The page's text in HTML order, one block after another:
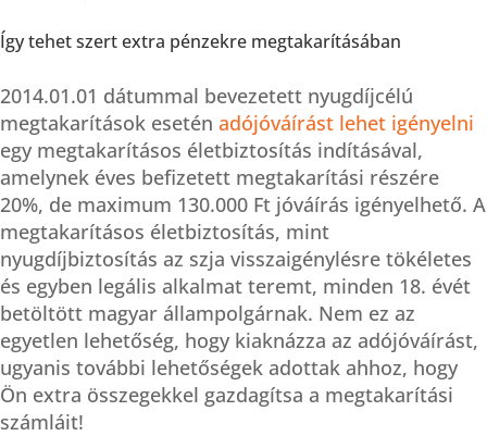
Így tehet szert extra pénzekre megtakarításában
2014.01.01 dátummal bevezetett nyugdíjcélú
megtakarítások esetén adójóváírást lehet igényelni
egy megtakarításos életbiztosítás indításával,
amelynek éves befizetett megtakarítási részére
20%, de maximum 130.000 Ft jóváírás igényelhető. A
megtakarításos életbiztosítás, mint
nyugdíjbiztosítás az szja visszaigénylésre tökéletes
és egyben legális alkalmat teremt, minden 18. évét
betöltött magyar állampolgárnak. Nem ez az
egyetlen lehetőség, hogy kiaknázza az adójóváírást,
ugyanis további lehetőségek adottak ahhoz, hogy
Ön extra összegekkel gazdagítsa a megtakarítási
számláit!